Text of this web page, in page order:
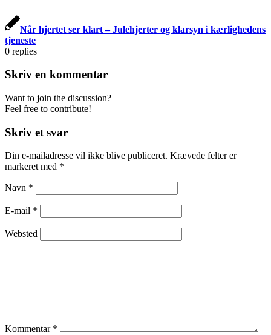
Når hjertet ser klart – Julehjerter og klarsyn i kærlighedens
tjeneste
0 replies
Skriv en kommentar
Want to join the discussion?
Feel free to contribute!
Skriv et svar
Din e-mailadresse vil ikke blive publiceret. Krævede felter er
markeret med *
Navn *
E-mail *
Websted
Kommentar *